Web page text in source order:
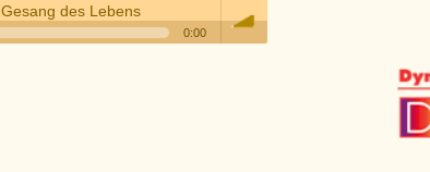
Gesang des Lebens
0:00